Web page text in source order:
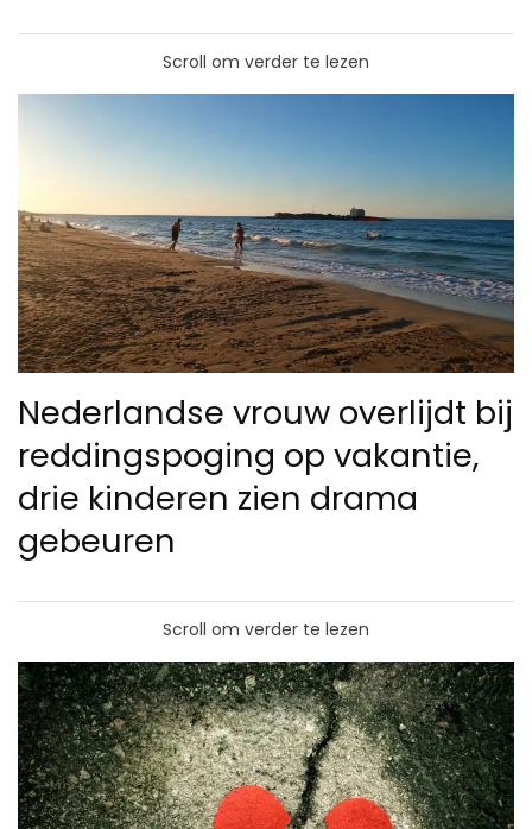
Scroll om verder te lezen
Nederlandse vrouw overlijdt bij
reddingspoging op vakantie,
drie kinderen zien drama
gebeuren
Scroll om verder te lezen